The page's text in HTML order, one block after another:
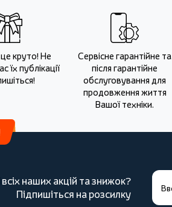
круто! Не
їх публікації
Сервісне гарантійне та
після гарантійне
обслуговування для
продовження життя
Вашої техніки.
наших акцій та знижок?
Підпишіться на розсилку